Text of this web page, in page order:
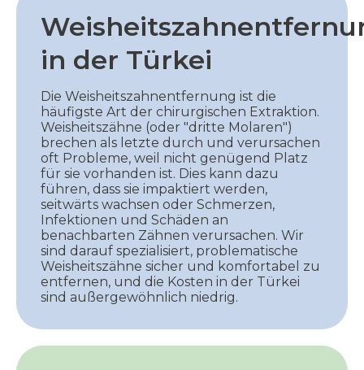
in der Türkei
Die Weisheitszahnentfernung ist die
häufigste Art der chirurgischen Extraktion.
Weisheitszähne (oder "dritte Molaren")
brechen als letzte durch und verursachen
oft Probleme, weil nicht genügend Platz
für sie vorhanden ist. Dies kann dazu
führen, dass sie impaktiert werden,
seitwärts wachsen oder Schmerzen,
Infektionen und Schäden an
benachbarten Zähnen verursachen. Wir
sind darauf spezialisiert, problematische
Weisheitszähne sicher und komfortabel zu
entfernen, und die Kosten in der Türkei
sind außergewöhnlich niedrig.